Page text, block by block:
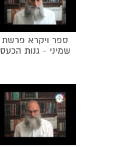
ספר ויקרא פרשת
שמיני - גנות הכעס